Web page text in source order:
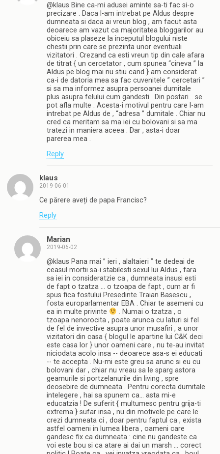
@klaus Bine ca-mi adusei aminte sa-ti fac si-o
precizare . Daca l-am intrebat pe Aldus despre
dumneata si daca ai vreun blog , am facut asta
deoarece am vazut ca majoritatea bloggarilor au
obiceiu sa plaseze la inceputul blogului niste
chestii prin care se prezinta unor eventuali
vizitatori . Crezand ca esti vreun tip din cale afara
de titrat { un cercetator , cum spunea “cineva ” la
Aldus pe blog mai nu stiu cand } am considerat
ca-i de datoria mea sa fac cuvenitele ” cercetari ”
si sa ma informez asupra persoanei dumitale
plus asupra felului cum gandesti . Din postari… se
pot afla multe . Acesta-i motivul pentru care l-am
intrebat pe Aldus de , “adresa ” dumitale . Chiar nu
cred ca meritam sa ma iei cu bolovani si sa ma
tratezi in maniera aceea . Dar , asta-i doar
parerea mea .
Reply
klaus
2019-06-01
Ce părere aveți de papa Francisc?
Reply
Marian
2019-06-02
@klaus Pana mai ” ieri , alaltaieri ” te dedeai de
ceasul mortii sa-i stabilesti sexul lui Aldus , fara
sa iei in consideratzie ca , dumneata insusi esti
de fapt o tzatza … o tzoapa de fapt , cum ar fi
spus fica fostului Presedinte Traian Basescu ,
fosta europarlamentar EBA . Chiar te asemeni cu
ea in multe privinte
. Numai o tzatza , o
tzoapa nenorocita , poate arunca cu laturi si fel
de fel de invective asupra unor musafiri , a unor
vizitatori din casa { blogul le apartine lui C&K deci
este casa lor } unor oameni care , nu te-au invitat
niciodata acolo insa -- deoarece asa-s ei educati
-- te accepta . Nu-mi este greu sa arunc si eu cu
bolovani dar , chiar nu vreau sa le sparg astora
geamurile si portzelanurile din living , spre
deosebire de dumneata . Pentru corecta dumitale
intelegere , hai sa spunem ca… asta mi-e
educatzia ! De suferit { multumesc pentru grija-ti
extrema } sufar insa , nu din motivele pe care le
crezi dumneata ci , doar pentru faptul ca , exista
astfel oameni in lumea libera , oameni care
gandesc fix ca dumneata : cine nu gandeste ca
voi este bou si ca atare ai dai un marsh … corect